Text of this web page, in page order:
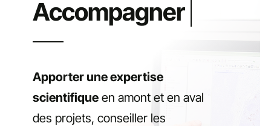
Apporter une expertise
scientifiqueen amont et en aval
des projets, conseiller les